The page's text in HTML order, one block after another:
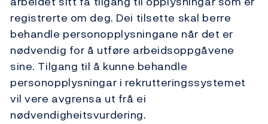
registrerte om deg. Dei tilsette skal berre
behandle personopplysningane når det er
nødvendig for å utføre arbeidsoppgåvene
sine. Tilgang til å kunne behandle
personopplysningar i rekrutteringssystemet
vil vere avgrensa ut frå ei
nødvendigheitsvurdering.